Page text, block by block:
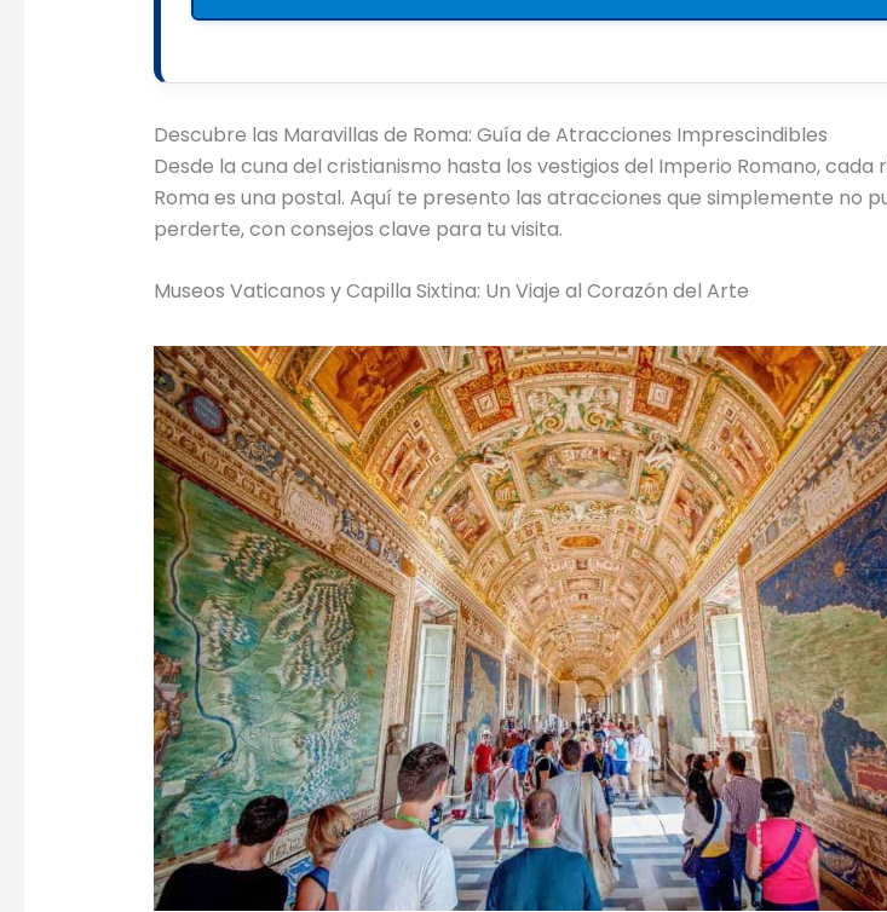
Descubre las Maravillas de Roma: Guía de Atracciones Imprescindibles
Desde la cuna del cristianismo hasta los vestigios del Imperio Romano, cada
Roma es una postal. Aquí te presento las atracciones que simplemente no
perderte, con consejos clave para tu visita.
Museos Vaticanos y Capilla Sixtina: Un Viaje al Corazón del Arte